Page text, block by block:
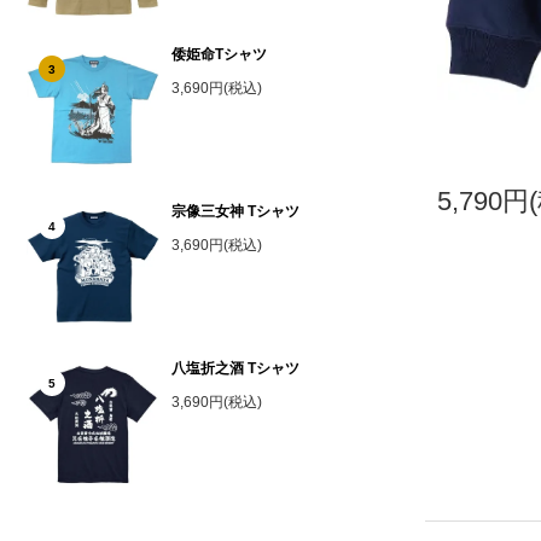
3
倭姫命Tシャツ
3,690円(税込)
4
宗像三女神 Tシャツ
3,690円(税込)
5
八塩折之酒 Tシャツ
3,690円(税込)
5,790円